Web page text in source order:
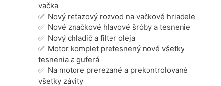
vačka
Nový reťazový rozvod na vačkové hriadele
Nové značkové hlavové šróby a tesnenie
Nový chladič a filter oleja
Motor komplet pretesnený nové všetky
tesnenia a guferá
Na motore prerezané a prekontrolované
všetky závity